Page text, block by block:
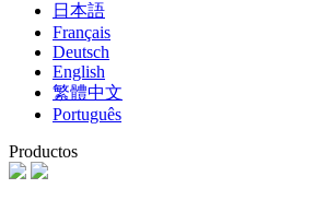
日本語
Français
Deutsch
English
繁體中文
Português
Productos